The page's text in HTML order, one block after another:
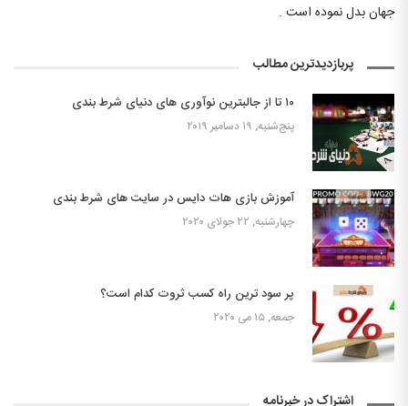
جهان بدل نموده است .
پربازدیدترین مطالب
۱۰ تا از جالبترین نوآوری های دنیای شرط بندی
پنج‌شنبه, ۱۹ دسامبر ۲۰۱۹
آموزش بازی هات دایس در سایت های شرط بندی
چهارشنبه, ۲۲ جولای ۲۰۲۰
پر سود ترین راه کسب ثروت کدام است؟
جمعه, ۱۵ می ۲۰۲۰